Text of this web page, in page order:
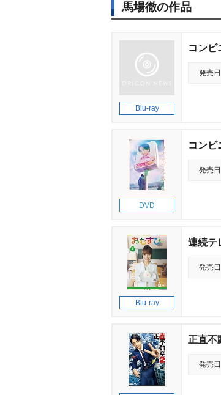
馬場徹の作品
Blu-ray
コンビ
発売日
DVD
コンビ
発売日
Blu-ray
連続テ
発売日
正直不
発売日